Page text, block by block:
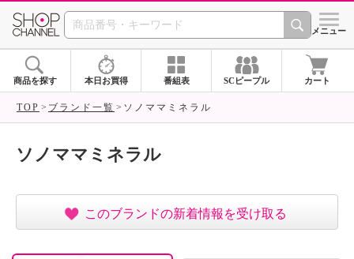
SHOP CHANNEL ショッ
メニュー
商品を探す 本日お買得 番組表 SCピープル カート
TOP ブランド一覧 ソノママミネラル
ソノママミネラル
このブランドの新着情報を受け取る